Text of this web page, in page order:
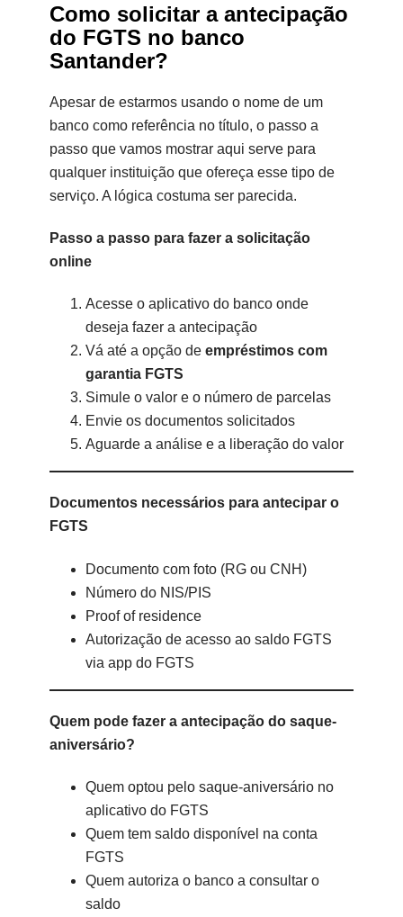
Como solicitar a antecipação
do FGTS no banco
Santander?
Apesar de estarmos usando o nome de um
banco como referência no título, o passo a
passo que vamos mostrar aqui serve para
qualquer instituição que ofereça esse tipo de
serviço. A lógica costuma ser parecida.
Passo a passo para fazer a solicitação
online
Acesse o aplicativo do banco onde
deseja fazer a antecipação
Vá até a opção de empréstimos com
garantia FGTS
Simule o valor e o número de parcelas
Envie os documentos solicitados
Aguarde a análise e a liberação do valor
Documentos necessários para antecipar o
FGTS
Documento com foto (RG ou CNH)
Número do NIS/PIS
Proof of residence
Autorização de acesso ao saldo FGTS
via app do FGTS
Quem pode fazer a antecipação do saque-
aniversário?
Quem optou pelo saque-aniversário no
aplicativo do FGTS
Quem tem saldo disponível na conta
FGTS
Quem autoriza o banco a consultar o
saldo